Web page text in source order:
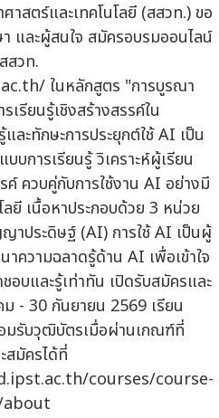
าสตร์และเทคโนโลยี (สสวท.) ขอ
และผู้สนใจ สมัครอบรมออนไลน์
สวท.
ในหลักสูตร "การบูรณา
รียนรู้เชิงสร้างสรรค์ใน
ะทักษะการประยุกต์ใช้ AI เป็น
บการเรียนรู้ วิเคราะห์ผู้เรียน
ค์ ควบคู่กับการใช้งาน AI อย่างมี
ลยี เนื้อหาประกอบด้วย 3 หน่วย
าประดิษฐ์ (AI) การใช้ AI เป็นผู้
ความฉลาดรู้ด้าน AI เพื่อเข้าใจ
อบและรู้เท่าทัน เปิดรับสมัครและ
- 30 กันยายน 2569 เรียน
มรับวุฒิบัตรเมื่อผ่านเกณฑ์ที่
สมัครได้ที่
courses/course-
about